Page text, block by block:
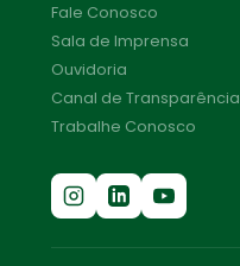
Fale Conosco
Sala de Imprensa
Ouvidoria
Canal de Transparência
Trabalhe Conosco